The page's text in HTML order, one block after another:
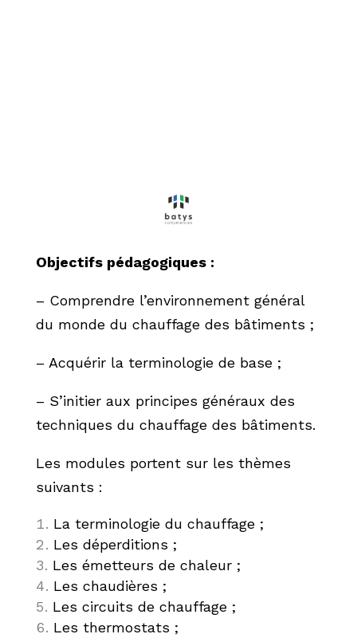
Objectifs pédagogiques :
– Comprendre l’environnement général
du monde du chauffage des bâtiments ;
– Acquérir la terminologie de base ;
– S’initier aux principes généraux des
techniques du chauffage des bâtiments.
Les modules portent sur les thèmes
suivants :
La terminologie du chauffage ;
Les déperditions ;
Les émetteurs de chaleur ;
Les chaudières ;
Les circuits de chauffage ;
Les thermostats ;